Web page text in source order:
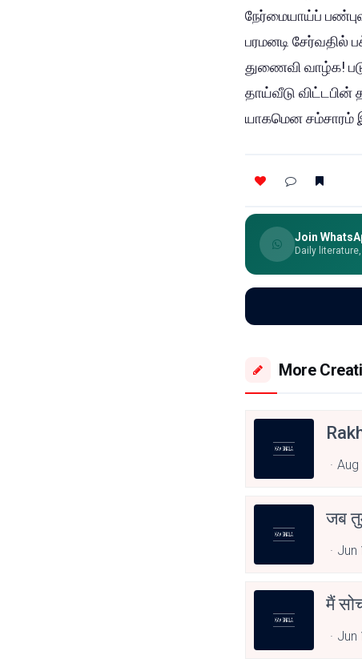
நேர்மையாய்ப்
பரமனடி
துணைவி வாழ்க!
தாய்வீடு
யாகமென சம்சாரம்
Join
Daily
More
Aug
जब
Jun
मैं
Jun